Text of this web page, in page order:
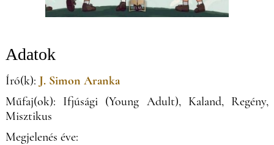
Adatok
Író(k): J. Simon Aranka
Műfaj(ok): Ifjúsági (Young Adult), Kaland, Regény,
Misztikus
Megjelenés éve: